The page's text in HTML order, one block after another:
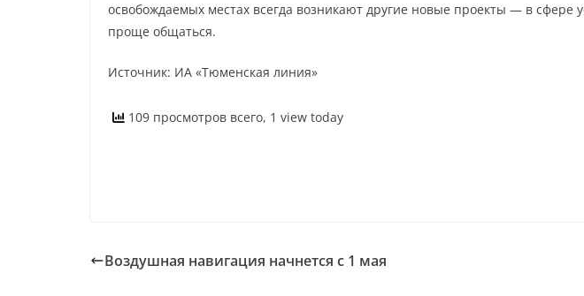
освобождаемых местах всегда возникают другие новые проекты — в сфере
проще общаться.
Источник: ИА «Тюменская линия»
109 просмотров всего, 1 view today
Воздушная навигация начнется с 1 мая